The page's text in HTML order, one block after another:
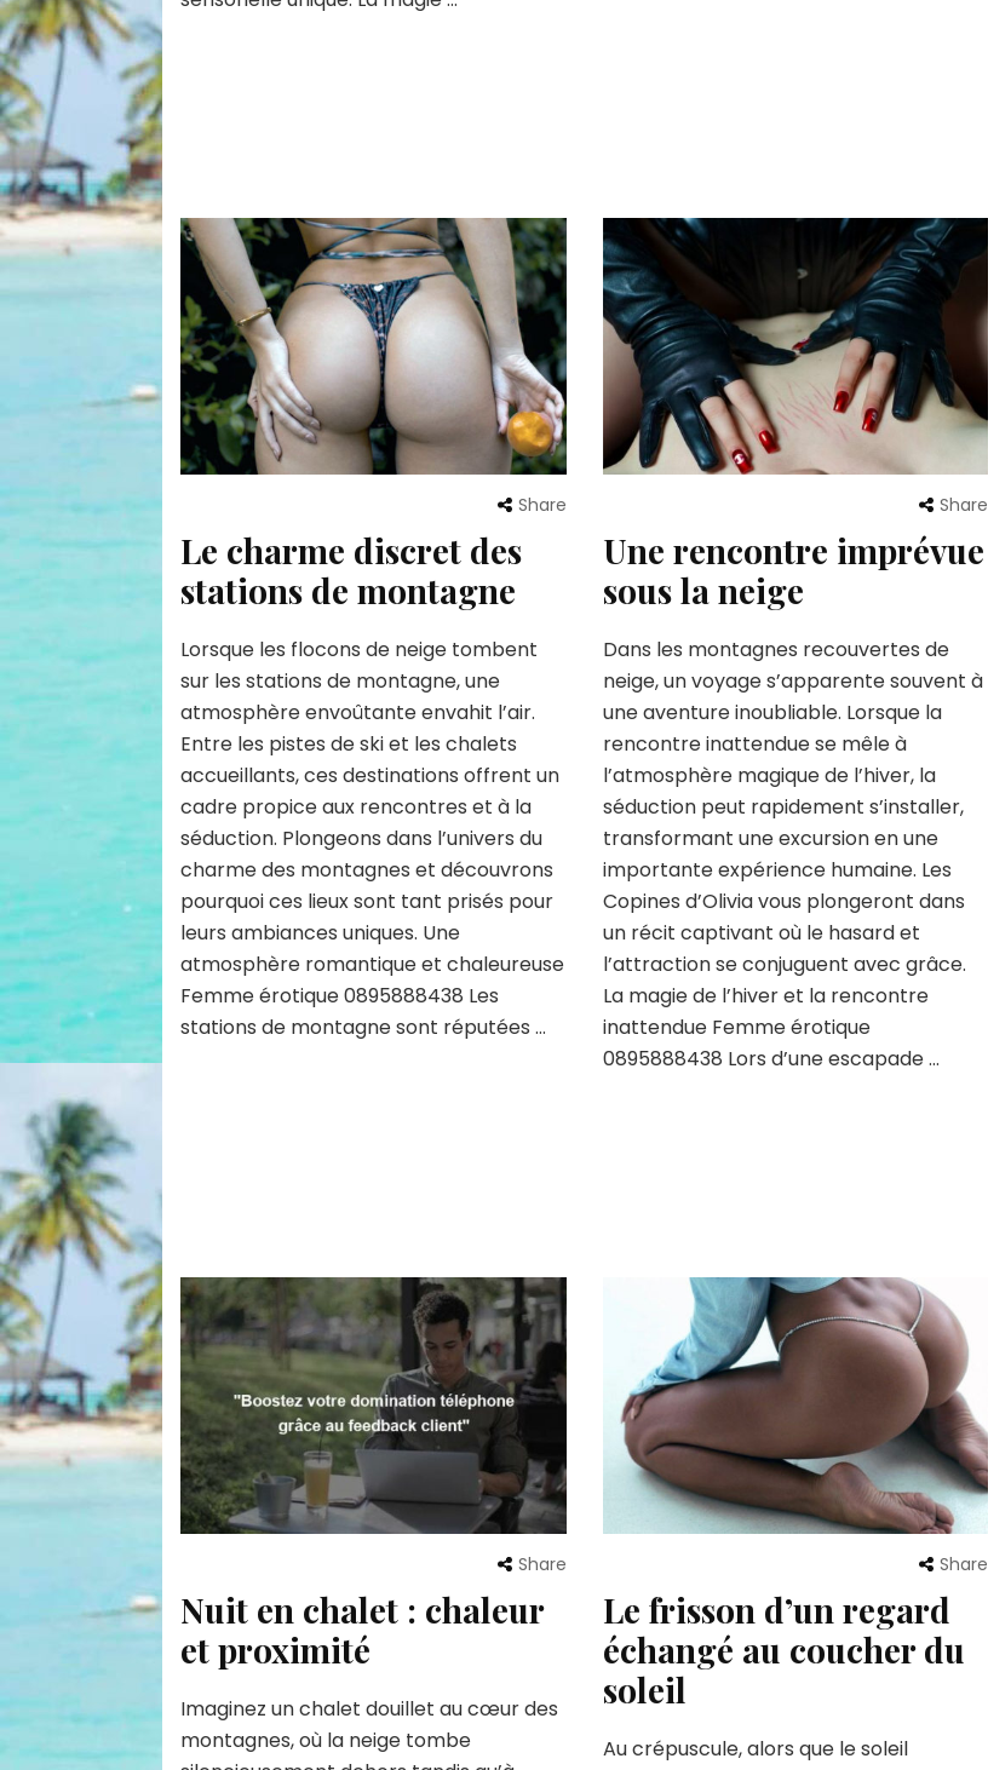
Share
Le charme discret des
stations de montagne
Lorsque les flocons de neige tombent
sur les stations de montagne, une
atmosphère envoûtante envahit l’air.
Entre les pistes de ski et les chalets
accueillants, ces destinations offrent un
cadre propice aux rencontres et à la
séduction. Plongeons dans l’univers du
charme des montagnes et découvrons
pourquoi ces lieux sont tant prisés pour
leurs ambiances uniques. Une
atmosphère romantique et chaleureuse
Femme érotique 0895888438 Les
stations de montagne sont réputées …
Share
Une rencontre imprévue
sous la neige
Dans les montagnes recouvertes de
neige, un voyage s’apparente souvent à
une aventure inoubliable. Lorsque la
rencontre inattendue se mêle à
l’atmosphère magique de l’hiver, la
séduction peut rapidement s’installer,
transformant une excursion en une
importante expérience humaine. Les
Copines d’Olivia vous plongeront dans
un récit captivant où le hasard et
l’attraction se conjuguent avec grâce.
La magie de l’hiver et la rencontre
inattendue Femme érotique
0895888438 Lors d’une escapade …
Share
Nuit en chalet : chaleur
et proximité
Imaginez un chalet douillet au cœur des
montagnes, où la neige tombe
Share
Le frisson d’un regard
échangé au coucher du
soleil
Au crépuscule, alors que le soleil